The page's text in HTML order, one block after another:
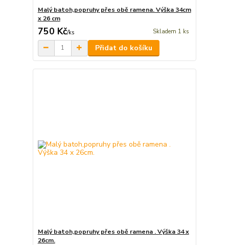
Malý batoh,popruhy přes obě ramena. Výška 34cm
x 26 cm
750 Kč/ks Skladem 1 ks
Přidat do košíku
Malý batoh,popruhy přes obě ramena . Výška 34 x
26cm.